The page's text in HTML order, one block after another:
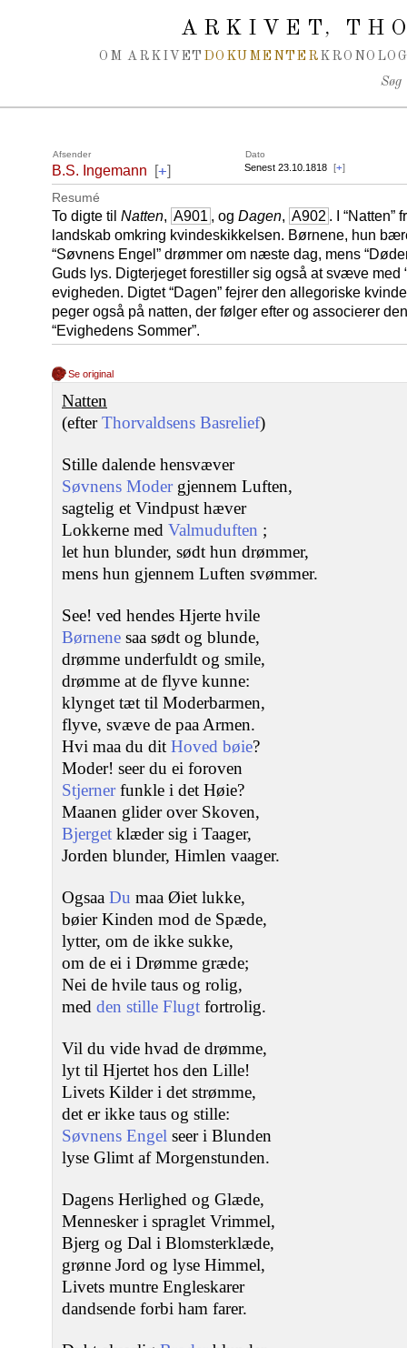
ARKIVET,
OM ARKIVET DOKUMENTER
Søg
Afsender Dato
B.S. Ingemann [+] Senest 23.10.1818 [+]
Resumé
To digte til Natten, A901 , og Dagen, A902 . I “Natten”
landskab omkring kvindeskikkelsen. Børnene, hun
“Søvnens Engel” drømmer om næste dag, mens
Guds lys. Digterjeget forestiller sig også at svæve med
evigheden. Digtet “Dagen” fejrer den allegoriske
peger også på natten, der følger efter og associerer
“Evighedens Sommer”.
Se original
Natten
(efterThorvaldsens Basrelief)
Stille dalende hensvæver
Søvnens Modergjennem Luften,
sagtelig et Vindpust hæver
Lokkerne med Valmuduften ;
let hun blunder, sødt hun drømmer,
mens hun gjennem Luften svømmer.
See! ved hendes Hjerte hvile
Børnene saa sødt og blunde,
drømme underfuldt og smile,
drømme at de flyve kunne:
klynget tæt til Moderbarmen,
flyve, svæve de paa Armen.
Hvi maa du dit Hoved bøie?
Moder! seer du ei foroven
Stjernerfunkle i det Høie?
Maanen glider over Skoven,
Bjerget klæder sig i Taager,
Jorden blunder, Himlen vaager.
Ogsaa Du maa Øiet lukke,
bøier Kinden mod de Spæde,
lytter, om de ikke sukke,
om de ei i Drømme græde;
Nei de hvile taus og rolig,
med den stille Flugt fortrolig.
Vil du vide hvad de drømme,
lyt til Hjertet hos den Lille!
Livets Kilder i det strømme,
det er ikke taus og stille:
Søvnens Engel seer i Blunden
lyse Glimt af Morgenstunden.
Dagens Herlighed og Glæde,
Mennesker i spraglet Vrimmel,
Bjerg og Dal i Blomsterklæde,
grønne Jord og lyse Himmel,
Livets muntre Engleskarer
dandsende forbi ham farer.